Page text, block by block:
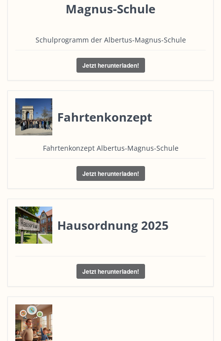
Magnus-Schule
Schulprogramm der Albertus-Magnus-Schule
Jetzt herunterladen!
Fahrtenkonzept
Fahrtenkonzept Albertus-Magnus-Schule
Jetzt herunterladen!
Hausordnung 2025
Jetzt herunterladen!